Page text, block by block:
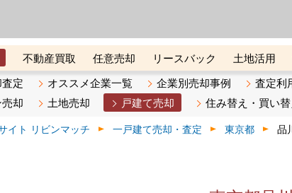
不動産買取 任意売却 リースバック 土地活用
ベスト不動産カンパニー オンライン講座 リビン
定 オススメ企業一覧 企業別売却事例 査定利
却
土地売却 戸建て売却 住み替え・買い替
イト リビンマッチ 一戸建て売却・査定 東京都 品